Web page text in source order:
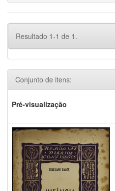
Resultado 1-1 de 1.
Conjunto de itens:
Pré-visualização